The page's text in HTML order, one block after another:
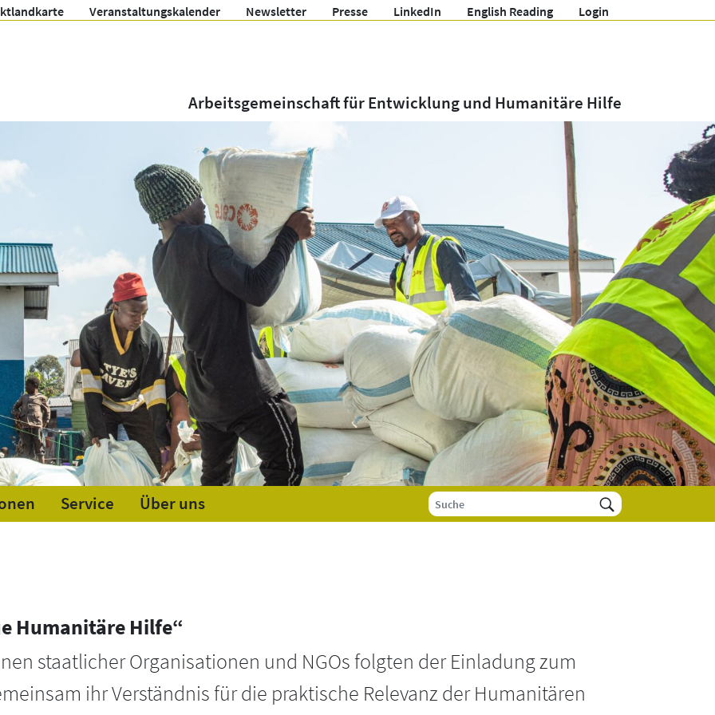
Veranstaltungskalender Newsletter Presse LinkedIn English Reading Login
Arbeitsgemeinschaft für Entwicklung und Humanitäre Hilfe
Service Über uns
Humanitäre Hilfe“
staatlicher Organisationen und NGOs folgten der Einladung zum
ihr Verständnis für die praktische Relevanz der Humanitären